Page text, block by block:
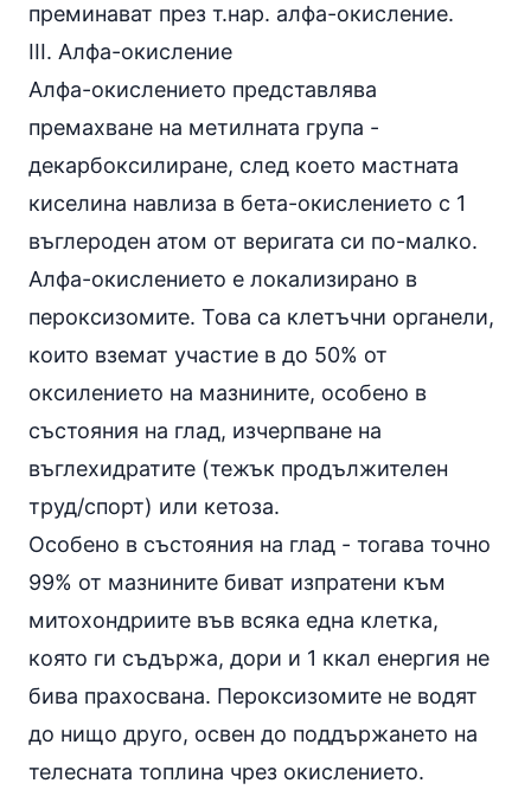
преминават през т.нар. алфа-окисление.
III. Алфа-окисление
Алфа-окислението представлява
премахване на метилната група -
декарбоксилиране, след което мастната
киселина навлиза в бета-окислението с 1
въглероден атом от веригата си по-малко.
Алфа-окислението е локализирано в
пероксизомите. Това са клетъчни органели,
които вземат участие в до 50% от
оксилението на мазнините, особено в
състояния на глад, изчерпване на
въглехидратите (тежък продължителен
труд/спорт) или кетоза.
Особено в състояния на глад - тогава точно
99% от мазнините биват изпратени към
митохондриите във всяка една клетка,
която ги съдържа, дори и 1 ккал енергия не
бива прахосвана. Пероксизомите не водят
до нищо друго, освен до поддържането на
телесната топлина чрез окислението.